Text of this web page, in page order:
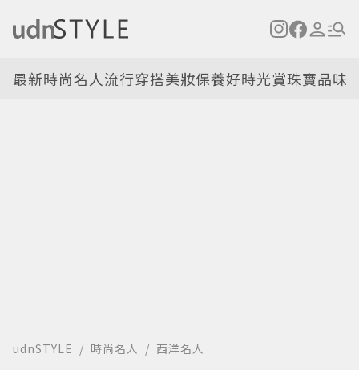
最新時尚名人流行穿搭美妝保養好時光賞珠寶品味
udnSTYLE 時尚名人 西洋名人